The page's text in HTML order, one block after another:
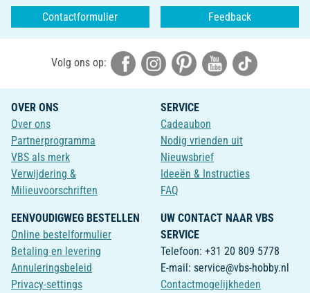
Contactformulier Feedback
Volg ons op:
OVER ONS
Over ons
Partnerprogramma
VBS als merk
Verwijdering &
Milieuvoorschriften
SERVICE
Cadeaubon
Nodig vrienden uit
Nieuwsbrief
Ideeën & Instructies
FAQ
EENVOUDIGWEG BESTELLEN
Online bestelformulier
Betaling en levering
Annuleringsbeleid
Privacy-settings
UW CONTACT NAAR VBS
SERVICE
Telefoon: +31 20 809 5778
E-mail: service@vbs-hobby.nl
Contactmogelijkheden